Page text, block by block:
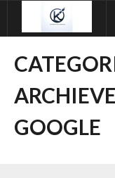
inhoud
GOOGLE